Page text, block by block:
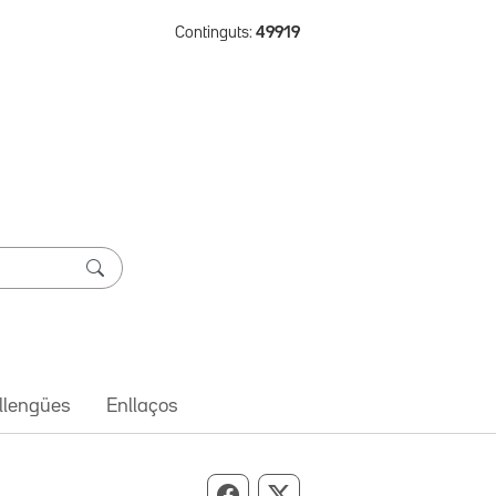
Continguts: 49919
Enllaços